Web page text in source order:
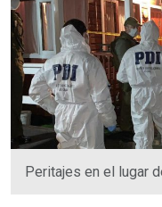
Peritajes en el lugar